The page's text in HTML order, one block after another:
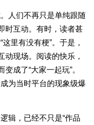
人们不再只是单纯跟随
时互动。有时，读者甚
里有没有梗”。于是，
动现场。阅读的快乐，
成了“大家一起玩”。
为当时平台的现象级爆
，已经不只是“作品